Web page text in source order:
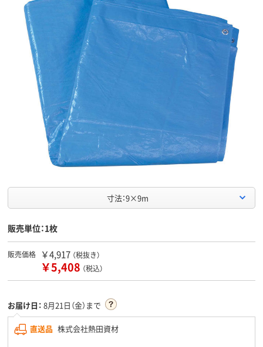
寸法：9×9m
販売単位：1枚
販売価格 ￥4,917 （税抜き）
￥5,408 （税込）
お届け日： 8月21日（金）まで
直送品 株式会社熱田資材